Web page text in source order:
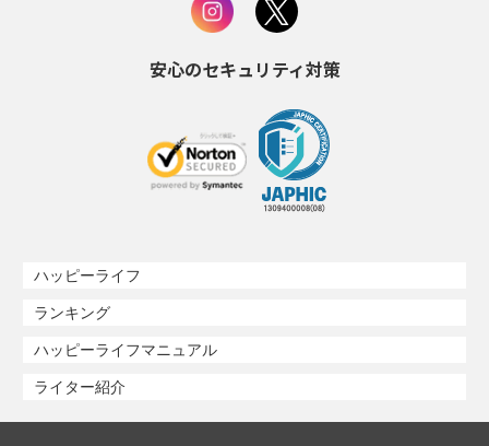
安心のセキュリティ対策
ハッピーライフ
ランキング
ハッピーライフマニュアル
ライター紹介